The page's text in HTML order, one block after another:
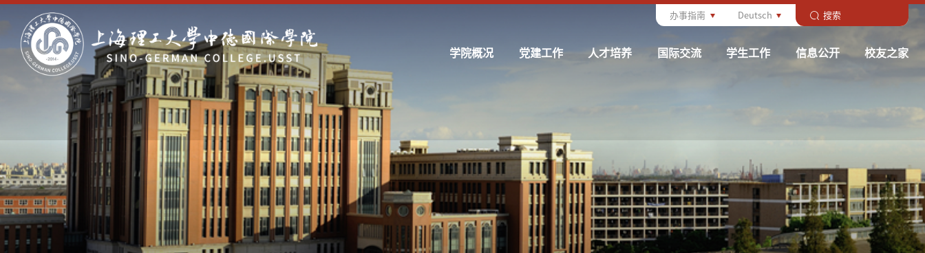
办事指南 Deutsch
学院概况 党建工作 人才培养 国际交流 学生工作 信息公开 校友之家